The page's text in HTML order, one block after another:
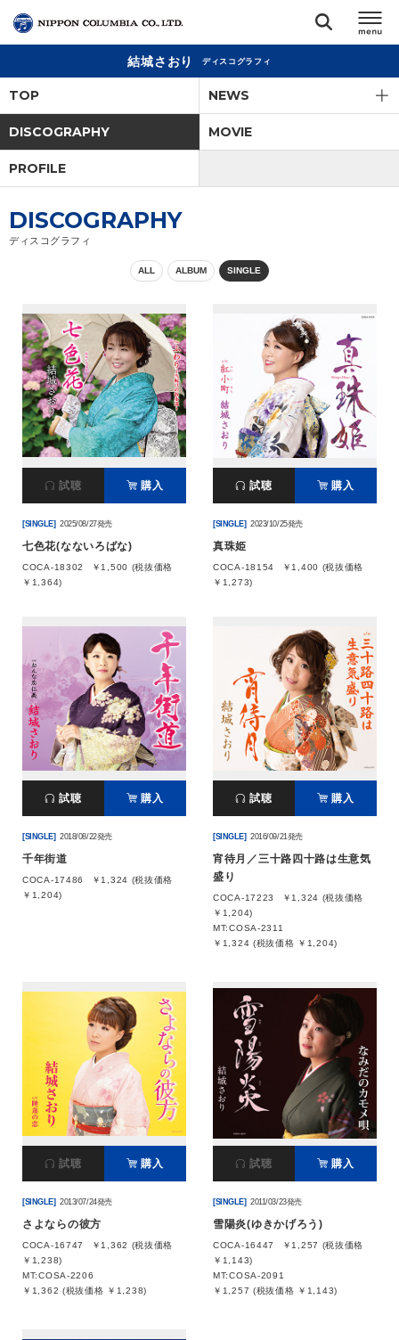
閉じる
アーティスト
ジャンル
オーディション
直営ショップ
会社情報
サイトマップ
お問い合わせ
結城さおり ディスコグラフィ
TOP NEWS
DISCOGRAPHY MOVIE
PROFILE
DISCOGRAPHY
ディスコグラフィ
ALL ALBUM SINGLE
試聴 購入
[SINGLE] 2025/08/27発売
七色花(なないろばな)
COCA-18302
￥1,500 (税抜価格
￥1,364)
試聴 購入
[SINGLE] 2023/10/25発売
真珠姫
COCA-18154
￥1,400 (税抜価格
￥1,273)
試聴 購入
[SINGLE] 2018/08/22発売
千年街道
COCA-17486
￥1,324 (税抜価格
￥1,204)
試聴 購入
[SINGLE] 2016/09/21発売
宵待月／三十路四十路は生意気
盛り
COCA-17223
￥1,324 (税抜価格
￥1,204)
MT:COSA-2311
￥1,324 (税抜価格 ￥1,204)
試聴 購入
[SINGLE] 2013/07/24発売
さよならの彼方
COCA-16747
￥1,362 (税抜価格
￥1,238)
MT:COSA-2206
￥1,362 (税抜価格 ￥1,238)
試聴 購入
[SINGLE] 2011/03/23発売
雪陽炎(ゆきかげろう)
COCA-16447
￥1,257 (税抜価格
￥1,143)
MT:COSA-2091
￥1,257 (税抜価格 ￥1,143)